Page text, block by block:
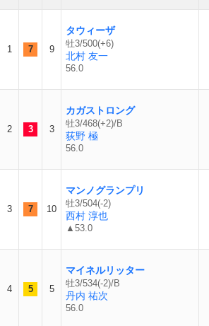
1 7 9
タウィーザ
牡3/500(+6)
北村 友一
56.0
2 3 3
カガストロング
牡3/468(+2)/B
荻野 極
56.0
3 7 10
マンノグランプリ
牡3/504(-2)
西村 淳也
▲53.0
4 5 5
マイネルリッター
牡3/534(-2)/B
丹内 祐次
56.0